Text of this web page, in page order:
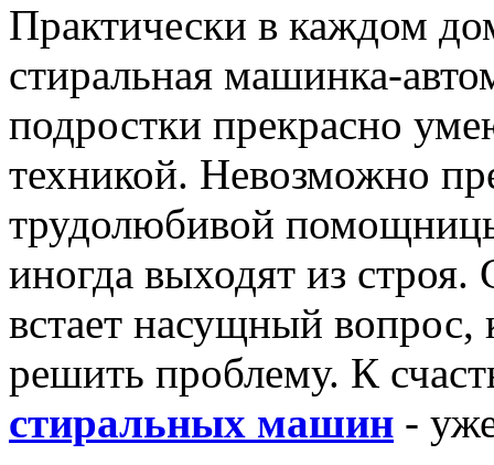
Практически в каждом
стиральная машинка-
подростки прекрасно
техникой. Невозможно
трудолюбивой
иногда выходят из строя.
встает насущный
решить проблему. К
стиральных машин -